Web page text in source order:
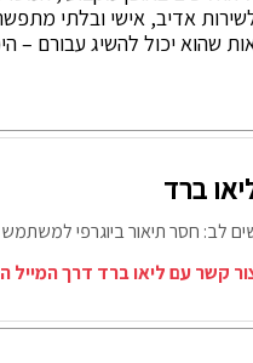
אדיב, אישי ובלתי
שהוא יכול להשיג עבורם –
ברד
לב: חסר תיאור ביוגרפי
קשר עם ליאו ברד דרך המייל